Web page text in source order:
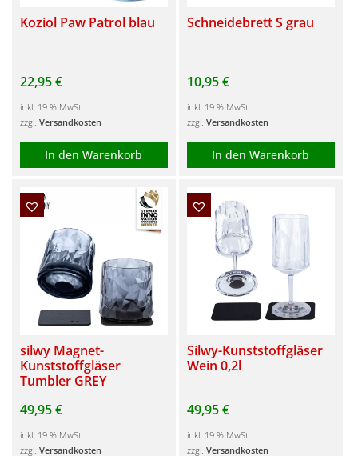
Koziol Paw Patrol blau
22,95€
inkl. 19 % MwSt.
zzgl. Versandkosten
In den Warenkorb
Schneidebrett S grau
10,95€
inkl. 19 % MwSt.
zzgl. Versandkosten
In den Warenkorb
silwy Magnet-
Kunststoffgläser
Tumbler GREY
49,95€
inkl. 19 % MwSt.
zzgl. Versandkosten
Silwy-Kunststoffgläser
Wein 0,2l
49,95€
inkl. 19 % MwSt.
zzgl. Versandkosten